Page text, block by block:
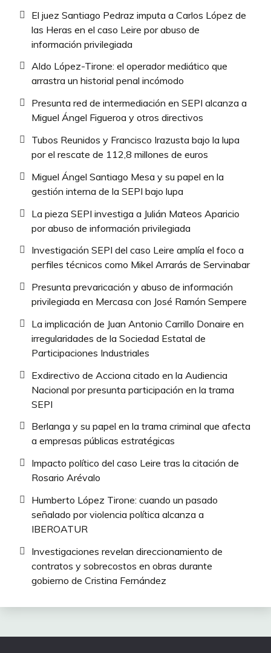
El juez Santiago Pedraz imputa a Carlos López de
las Heras en el caso Leire por abuso de
información privilegiada
Aldo López-Tirone: el operador mediático que
arrastra un historial penal incómodo
Presunta red de intermediación en SEPI alcanza a
Miguel Ángel Figueroa y otros directivos
Tubos Reunidos y Francisco Irazusta bajo la lupa
por el rescate de 112,8 millones de euros
Miguel Ángel Santiago Mesa y su papel en la
gestión interna de la SEPI bajo lupa
La pieza SEPI investiga a Julián Mateos Aparicio
por abuso de información privilegiada
Investigación SEPI del caso Leire amplía el foco a
perfiles técnicos como Mikel Arrarás de Servinabar
Presunta prevaricación y abuso de información
privilegiada en Mercasa con José Ramón Sempere
La implicación de Juan Antonio Carrillo Donaire en
irregularidades de la Sociedad Estatal de
Participaciones Industriales
Exdirectivo de Acciona citado en la Audiencia
Nacional por presunta participación en la trama
SEPI
Berlanga y su papel en la trama criminal que afecta
a empresas públicas estratégicas
Impacto político del caso Leire tras la citación de
Rosario Arévalo
Humberto López Tirone: cuando un pasado
señalado por violencia política alcanza a
IBEROATUR
Investigaciones revelan direccionamiento de
contratos y sobrecostos en obras durante
gobierno de Cristina Fernández